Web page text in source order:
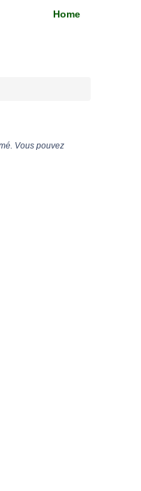
Home
Vous pouvez